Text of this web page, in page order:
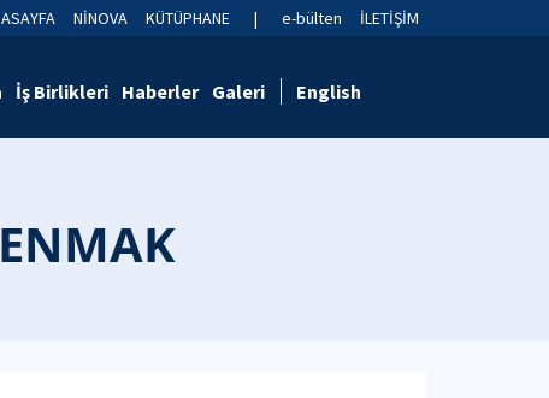
NİNOVA KÜTÜPHANE | e-bülten İLETİŞİM
İş Birlikleri Haberler Galeri English